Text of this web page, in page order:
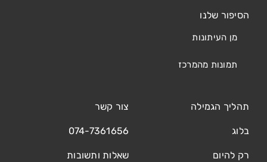
הסיפור שלנו
מן העיתונות
תמונות מהמרכז
תהליך הגמילה
בלוג
רק להיום
צור קשר
074-7361656
שאלות ותשובות